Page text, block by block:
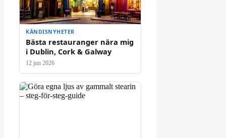
KÄNDISNYHETER
Bästa restauranger nära mig
i Dublin, Cork & Galway
12 jun 2026